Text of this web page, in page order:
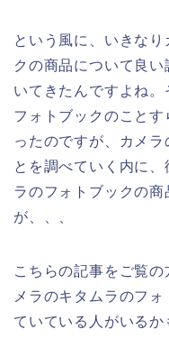
という風に、いきな
クの商品について良
いてきたんですよね
フォトブックのこと
ったのですが、カメ
とを調べていく内に
ラのフォトブックの
が、、、
こちらの記事をご覧
メラのキタムラのフ
ていている人がいるか